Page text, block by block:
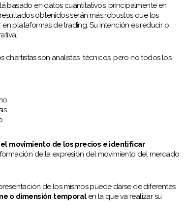
basado en datos cuantitativos, principalmente en
obtenidos serán más robustos que los
plataformas de trading. Su intención es reducir o
chartistas son analistas técnicos, pero no todos los
movimiento de los precios e identificar
de la expresión del movimiento del mercado
de los mismos puede darse de diferentes
o dimensión temporalen la que va realizar su